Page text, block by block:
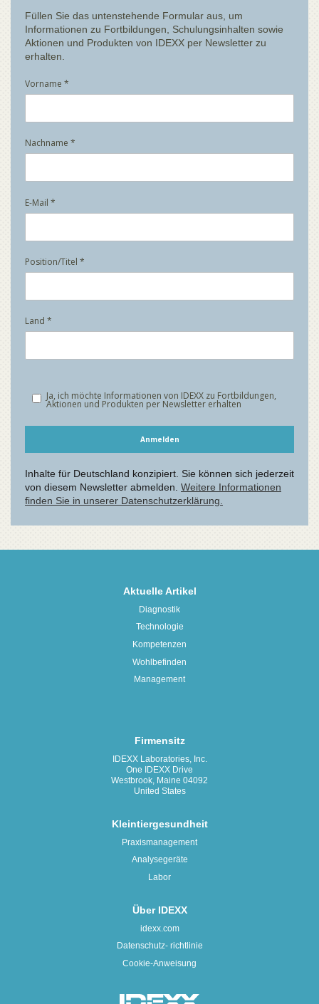
Aktuelle Artikel
Diagnostik
Technologie
Kompetenzen
Wohlbefinden
Management
Firmensitz
IDEXX Laboratories, Inc.
One IDEXX Drive
Westbrook, Maine 04092
United States
Kleintiergesundheit
Praxismanagement
Analysegeräte
Labor
Über IDEXX
idexx.com
Datenschutz- richtlinie
Cookie-Anweisung